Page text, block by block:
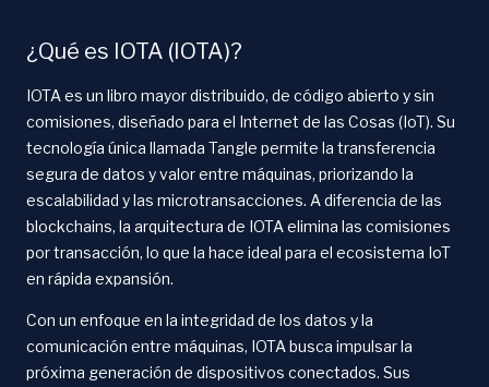
¿Qué es IOTA (IOTA)?
IOTA es un libro mayor distribuido, de código abierto y sin
comisiones, diseñado para el Internet de las Cosas (IoT). Su
tecnología única llamada Tangle permite la transferencia
segura de datos y valor entre máquinas, priorizando la
escalabilidad y las microtransacciones. A diferencia de las
blockchains, la arquitectura de IOTA elimina las comisiones
por transacción, lo que la hace ideal para el ecosistema IoT
en rápida expansión.
Con un enfoque en la integridad de los datos y la
comunicación entre máquinas, IOTA busca impulsar la
próxima generación de dispositivos conectados. Sus